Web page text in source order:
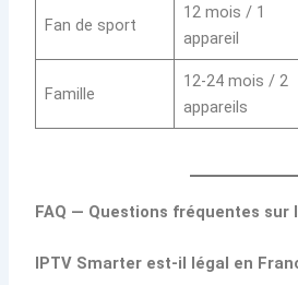
Fan de sport
12 mois / 1
appareil
Famille
12-24 mois / 2
appareils
FAQ — Questions fréquentes sur
IPTV Smarter est-il légal en